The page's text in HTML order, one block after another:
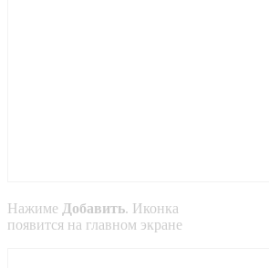
Нажиме Добавить. Иконка
появится на главном экране